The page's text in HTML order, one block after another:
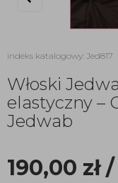
indeks katalogowy: Jed817
Włoski
elastyczny –
Jedwab
190,00 zł/